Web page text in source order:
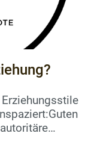
aber nicht für